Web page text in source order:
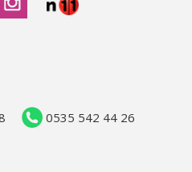
0535 542 44 26